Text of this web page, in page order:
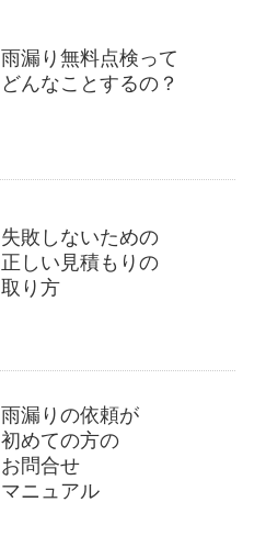
雨漏り無料点検って
どんなことするの？
失敗しないための
正しい見積もりの
取り方
雨漏りの依頼が
初めての方の
お問合せ
マニュアル